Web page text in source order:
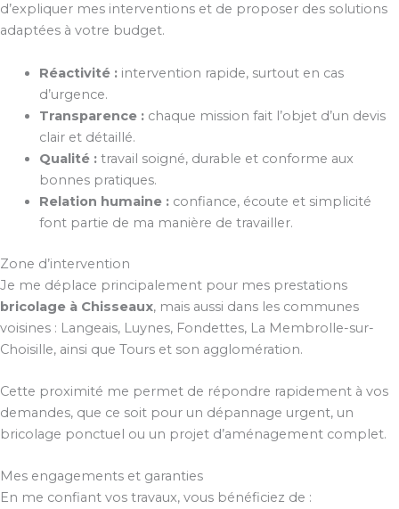
d’expliquer mes interventions et de proposer des solutions
adaptées à votre budget.
Réactivité :intervention rapide, surtout en cas
d’urgence.
Transparence :chaque mission fait l’objet d’un devis
clair et détaillé.
Qualité :travail soigné, durable et conforme aux
bonnes pratiques.
Relation humaine :confiance, écoute et simplicité
font partie de ma manière de travailler.
Zone d’intervention
Je me déplace principalement pour mes prestations
bricolage à Chisseaux, mais aussi dans les communes
voisines : Langeais, Luynes, Fondettes, La Membrolle-sur-
Choisille, ainsi que Tours et son agglomération.
Cette proximité me permet de répondre rapidement à vos
demandes, que ce soit pour un dépannage urgent, un
bricolage ponctuel ou un projet d’aménagement complet.
Mes engagements et garanties
En me confiant vos travaux, vous bénéficiez de :